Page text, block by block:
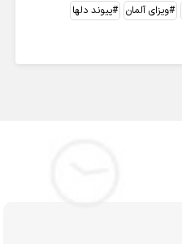
ویزای آلمان
پیوند دلها